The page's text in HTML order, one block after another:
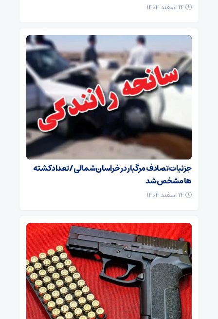
جزئیات تصادف مرگبار در خراسان‌شمالی/ تعداد کشته
ها مشخص شد